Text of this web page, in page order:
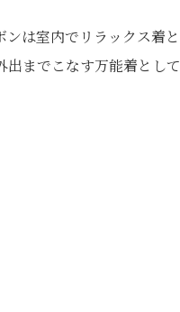
は室内でリラックス着と
出までこなす万能着として